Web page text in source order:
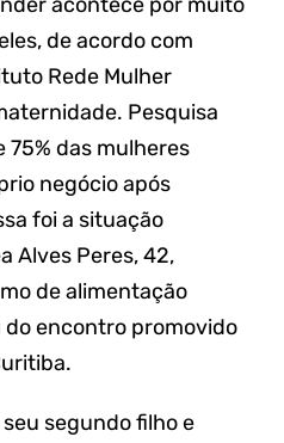
de acordo com
Rede Mulher
Pesquisa
75% das mulheres
negócio após
foi a situação
Alves Peres, 42,
de alimentação
encontro promovido
segundo filho e